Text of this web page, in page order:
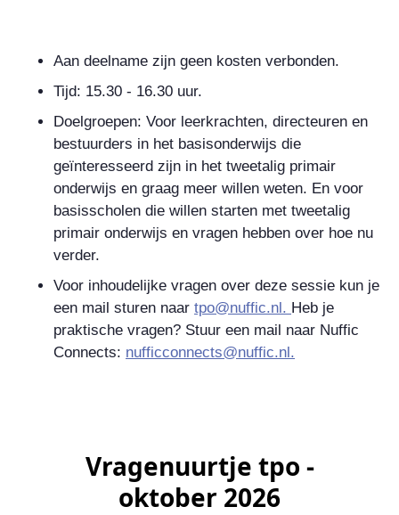
Aan deelname zijn geen kosten verbonden.
Tijd: 15.30 - 16.30 uur.
Doelgroepen: Voor leerkrachten, directeuren en
bestuurders in het basisonderwijs die
geïnteresseerd zijn in het tweetalig primair
onderwijs en graag meer willen weten. En voor
basisscholen die willen starten met tweetalig
primair onderwijs en vragen hebben over hoe nu
verder.
Voor inhoudelijke vragen over deze sessie kun je
een mail sturen naar tpo@nuffic.nl. Heb je
praktische vragen? Stuur een mail naar Nuffic
Connects: nufficconnects@nuffic.nl.